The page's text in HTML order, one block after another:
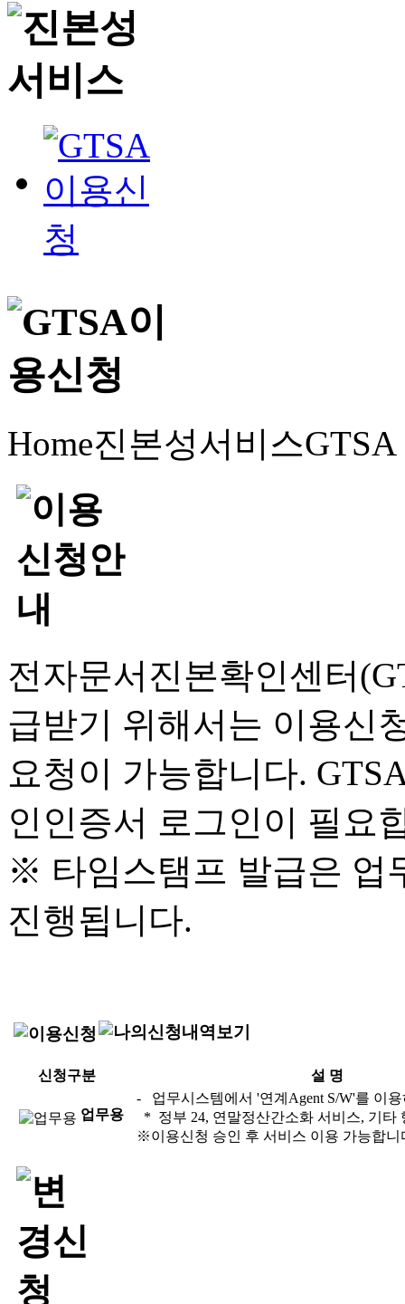
Home진본성서비스
전자문서진본확인센터
급받기 위해서는 이용신
요청이 가능합니다.
인인증서 로그인이 필요
※ 타임스탬프 발급은 업
진행됩니다.
신청구분 설 명
업무용
- 업무시스템에서 '연계Agent S/W'를 이
* 정부 24, 연말정산간소화 서비스, 기타
※이용신청 승인 후 서비스 이용 가능합니